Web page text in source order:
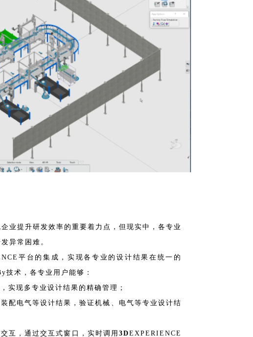
业提升研发效率的重要着力点，但现实中，各专业
异常困难。
平台 的集成，实现各专业的设计结果在统一的
技术，各专业用户能够：
，实现多专业设计结果的精确管理；
配电气等设计结果，验证机械、电气等专业设计结
互，通过交互式窗口，实时调用 3DEXPERIENCE